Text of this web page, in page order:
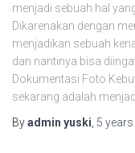
menjadi sebuah hal
Dikarenakan dengan
menjadikan sebuah
dan nantinya bisa
Dokumentasi Foto
sekarang adalah
Byadmin yuski 5 years